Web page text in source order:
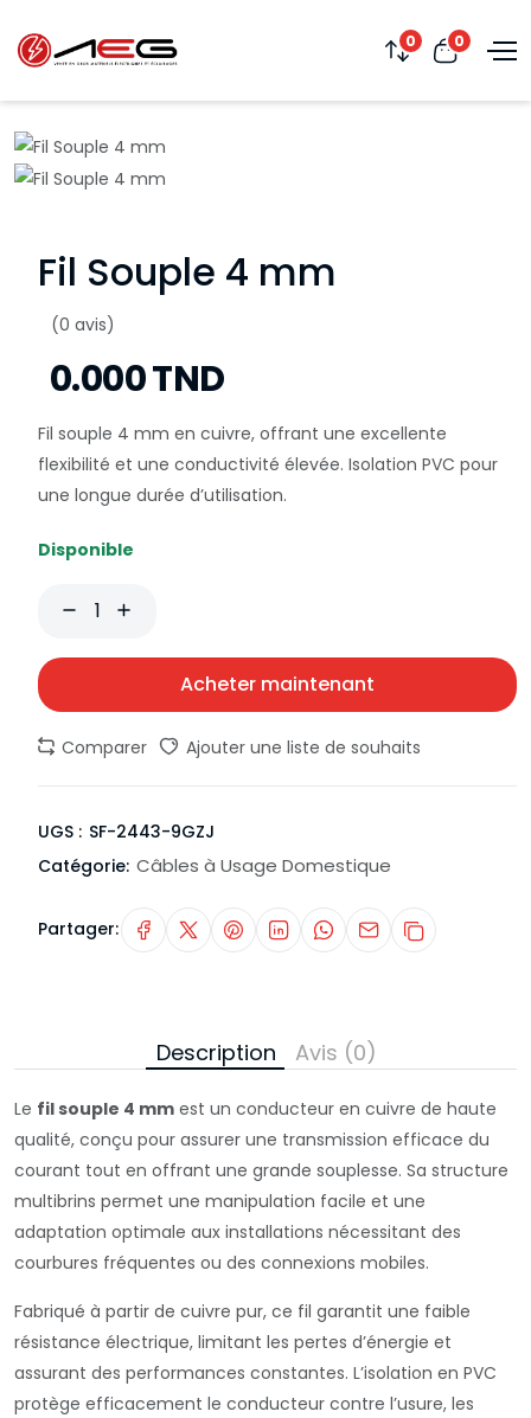
0 0
Fil Souple 4 mm
(0 avis)
0.000 TND
Fil souple 4 mm en cuivre, offrant une excellente
flexibilité et une conductivité élevée. Isolation PVC pour
une longue durée d’utilisation.
Disponible
Acheter maintenant
Comparer Ajouter une liste de souhaits
UGS : SF-2443-9GZJ
Catégorie: Câbles à Usage Domestique
Partager:
Description Avis (0)
Le fil souple 4 mm est un conducteur en cuivre de haute
qualité, conçu pour assurer une transmission efficace du
courant tout en offrant une grande souplesse. Sa structure
multibrins permet une manipulation facile et une
adaptation optimale aux installations nécessitant des
courbures fréquentes ou des connexions mobiles.
Fabriqué à partir de cuivre pur, ce fil garantit une faible
résistance électrique, limitant les pertes d’énergie et
assurant des performances constantes. L’isolation en PVC
protège efficacement le conducteur contre l’usure, les